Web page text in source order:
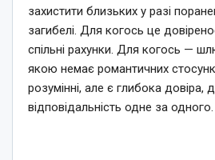
захистити близьких у разі
загибелі. Для когось це
спільні рахунки. Для когось —
якою немає романтичних
розумінні, але є глибока довіра,
відповідальність одне за одного.